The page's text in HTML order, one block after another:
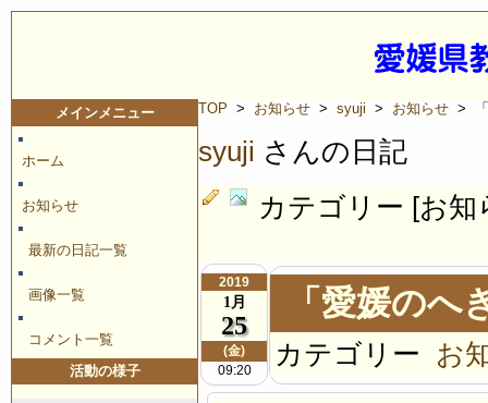
メインメニュー
ホーム
お知らせ
最新の日記一覧
画像一覧
コメント一覧
活動の様子
TOP > お知らせ > syuji > お知らせ > 「
syuji さんの日記
カテゴリー [お
2019
1月
25
(金)
09:20
「愛媛のへ
カテゴリー お